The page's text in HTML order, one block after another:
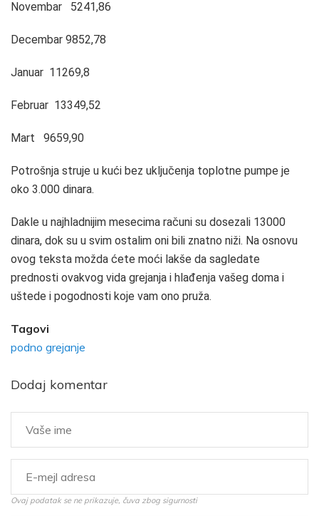
Novembar 5241,86
Decembar 9852,78
Januar 11269,8
Februar 13349,52
Mart 9659,90
Potrošnja struje u kući bez uključenja toplotne pumpe je
oko 3.000 dinara.
Dakle u najhladnijim mesecima računi su dosezali 13000
dinara, dok su u svim ostalim oni bili znatno niži. Na osnovu
ovog teksta možda ćete moći lakše da sagledate
prednosti ovakvog vida grejanja i hlađenja vašeg doma i
uštede i pogodnosti koje vam ono pruža.
Tagovi
podno grejanje
Dodaj komentar
Ovaj podatak se ne prikazuje, čuva zbog sigurnosti